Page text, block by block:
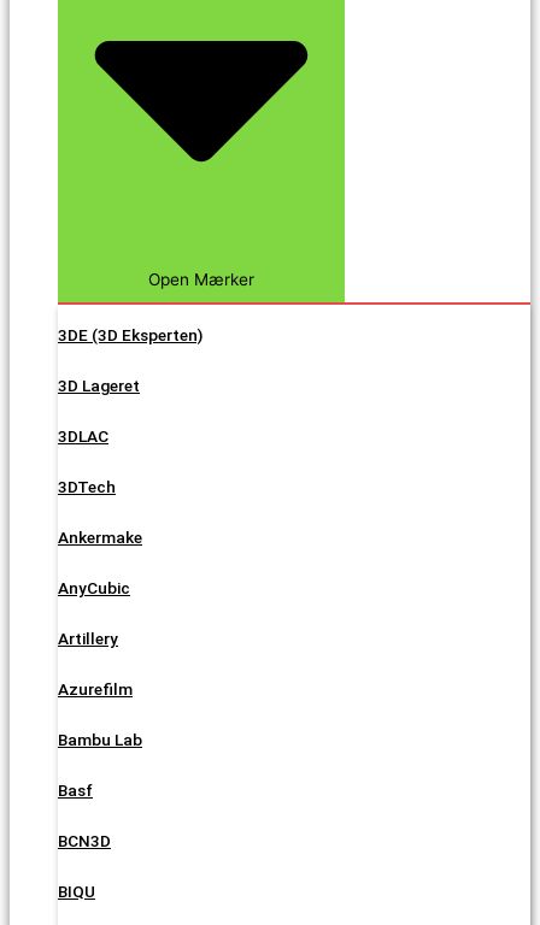
Open Mærker
3DE (3D Eksperten)
3D Lageret
3DLAC
3DTech
Ankermake
AnyCubic
Artillery
Azurefilm
Bambu Lab
Basf
BCN3D
BIQU